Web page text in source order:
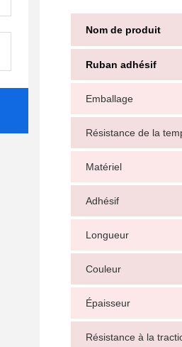
Nom de produit
Ruban adhésif
Emballage
Résistance de la
Matériel
Adhésif
Longueur
Couleur
Épaisseur
Résistance à la